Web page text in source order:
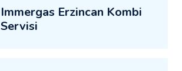
Immergas Erzincan Kombi
Servisi